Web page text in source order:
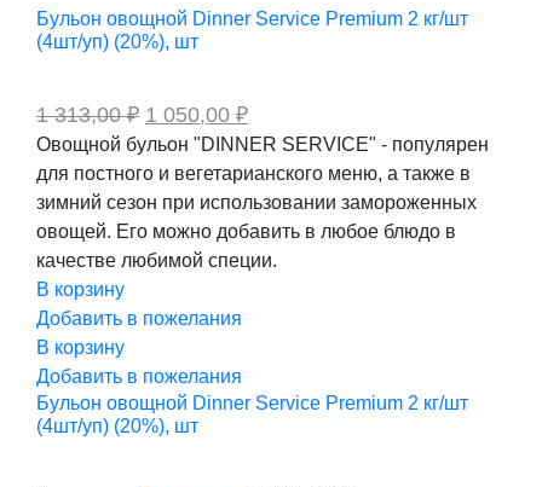
Бульон овощной Dinner Service Premium 2 кг/шт
(4шт/уп) (20%), шт
1 313,00₽ Первоначальная
цена
составляла
1
313,00 ₽.
1 050,00 ₽Текущая
цена:
1
050,00 ₽.
Овощной бульон "DINNER SERVICE" - популярен
для постного и вегетарианского меню, а также в
зимний сезон при использовании замороженных
овощей. Его можно добавить в любое блюдо в
качестве любимой специи.
В корзину
Добавить в пожелания
В корзину
Добавить в пожелания
Бульон овощной Dinner Service Premium 2 кг/шт
(4шт/уп) (20%), шт